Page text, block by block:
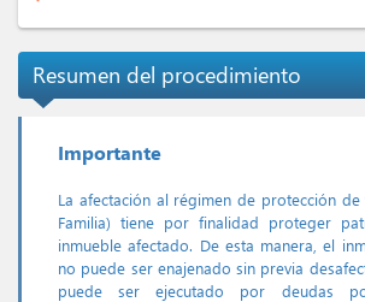
Resumen del procedimiento
Importante
La afectación al régimen de protección de
Familia) tiene por finalidad proteger
inmueble afectado. De esta manera, el
no puede ser enajenado sin previa
puede ser ejecutado por deudas